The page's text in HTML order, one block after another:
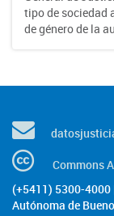
tipo de sociedad
de género de la
Commons
(+5411) 5300-4000
Autónoma de